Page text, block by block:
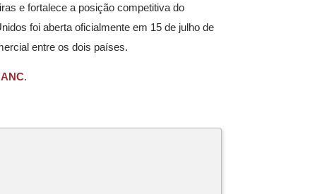
e fortalece a posição competitiva do
foi aberta oficialmente em 15 de julho de
entre os dois países.
.